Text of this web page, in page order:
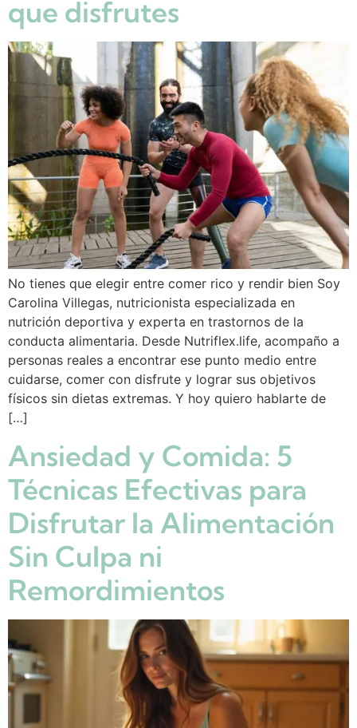
que disfrutes
No tienes que elegir entre comer rico y rendir bien Soy
Carolina Villegas, nutricionista especializada en
nutrición deportiva y experta en trastornos de la
conducta alimentaria. Desde Nutriflex.life, acompaño a
personas reales a encontrar ese punto medio entre
cuidarse, comer con disfrute y lograr sus objetivos
físicos sin dietas extremas. Y hoy quiero hablarte de
[…]
Ansiedad y Comida: 5
Técnicas Efectivas para
Disfrutar la Alimentación
Sin Culpa ni
Remordimientos